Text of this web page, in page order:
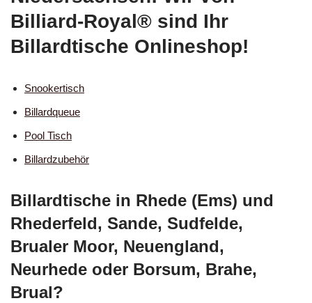
Billiard-Royal® sind Ihr
Billardtische Onlineshop!
Snookertisch
Billardqueue
Pool Tisch
Billardzubehör
Billardtische in Rhede (Ems) und
Rhederfeld, Sande, Sudfelde,
Brualer Moor, Neuengland,
Neurhede oder Borsum, Brahe,
Brual?